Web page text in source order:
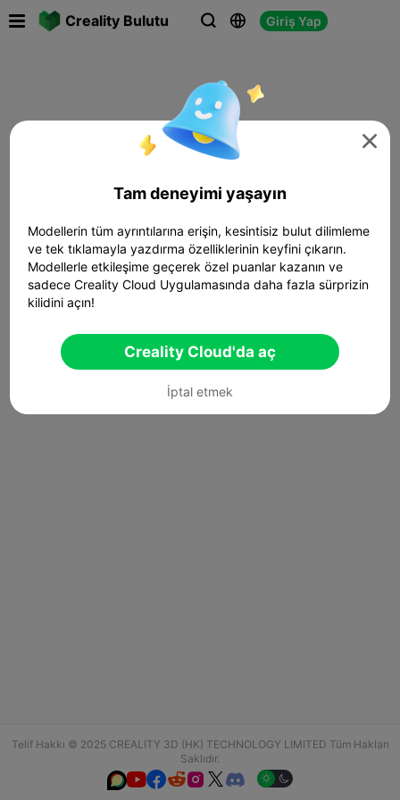
Creality Bulutu   Giriş Yap
Telif Hakkı © 2025 CREALITY 3D (HK) TECHNOLOGY LIMITED Tüm Hakları
Saklıdır.
  

Tam deneyimi yaşayın
Modellerin tüm ayrıntılarına erişin, kesintisiz bulut dilimleme
ve tek tıklamayla yazdırma özelliklerinin keyfini çıkarın.
Modellerle etkileşime geçerek özel puanlar kazanın ve
sadece Creality Cloud Uygulamasında daha fazla sürprizin
kilidini açın!
Creality Cloud'da aç
İptal etmek